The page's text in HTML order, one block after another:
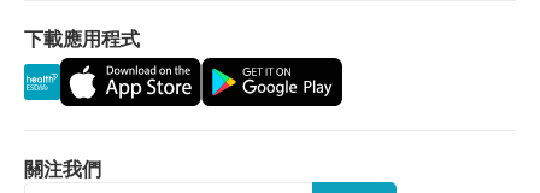
紅血球平均血紅素
紅血球平均血紅素濃度
紅血球平均容積
紅血球分佈寛度
（由確認付款日期起計）接受有關檢查，客戶需提
前1個月預約相關檢查，逾期作廢。
健康檢查後，一般情況下，需大概7-10個工作天跟
下載應用程式
關注我們